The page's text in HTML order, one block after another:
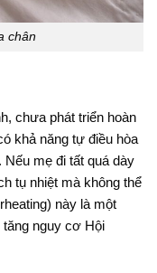
chân
chưa phát triển hoàn
khả năng tự điều hòa
. Nếu mẹ đi tất quá dày
tụ nhiệt mà không thể
này là một
tăng nguy cơ Hội